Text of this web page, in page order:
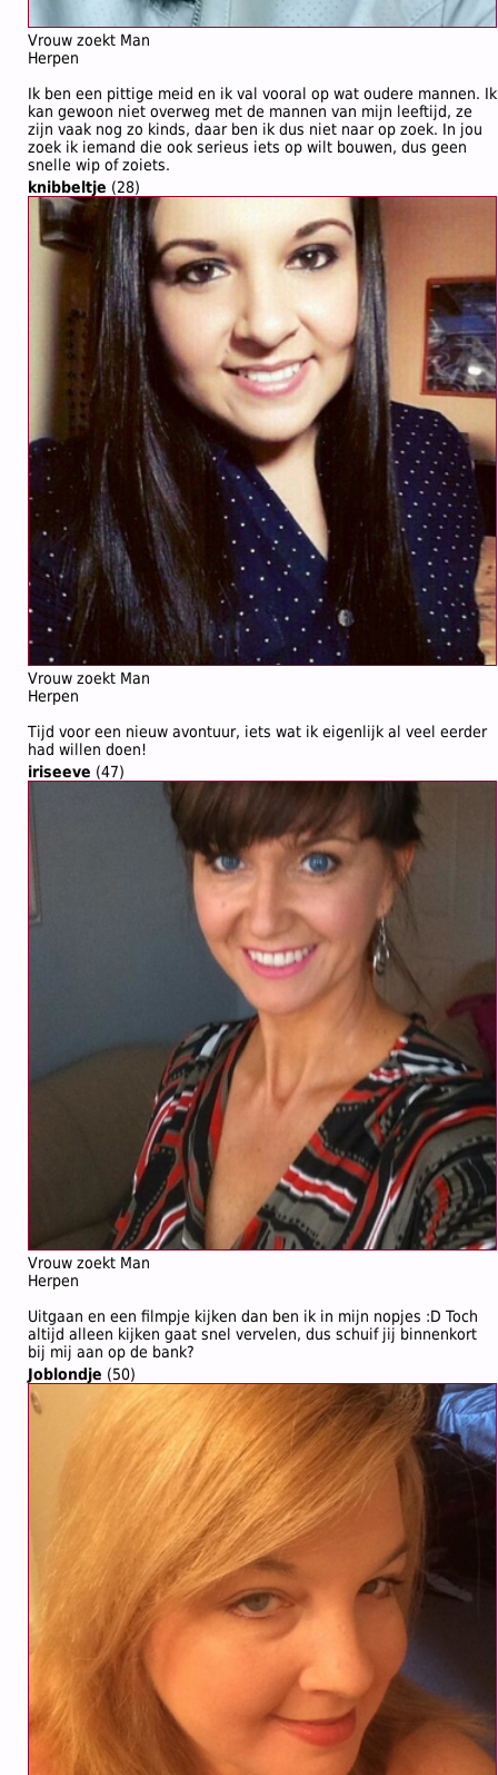
Vrouw zoekt Man
Herpen
Ik ben een pittige meid en ik val vooral op wat oudere mannen. Ik
kan gewoon niet overweg met de mannen van mijn leeftijd, ze
zijn vaak nog zo kinds, daar ben ik dus niet naar op zoek. In jou
zoek ik iemand die ook serieus iets op wilt bouwen, dus geen
snelle wip of zoiets.
knibbeltje (28)
Vrouw zoekt Man
Herpen
Tijd voor een nieuw avontuur, iets wat ik eigenlijk al veel eerder
had willen doen!
iriseeve (47)
Vrouw zoekt Man
Herpen
Uitgaan en een filmpje kijken dan ben ik in mijn nopjes :D Toch
altijd alleen kijken gaat snel vervelen, dus schuif jij binnenkort
bij mij aan op de bank?
Joblondje (50)